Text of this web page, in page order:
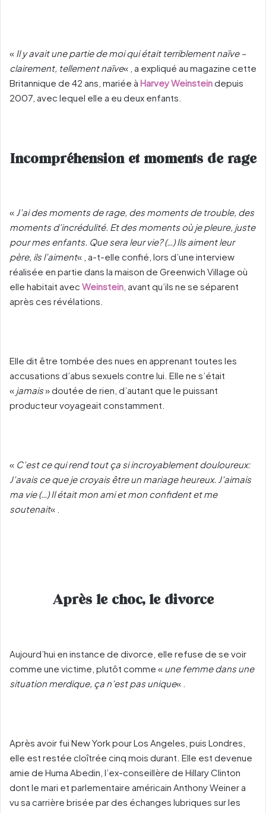
« Il y avait une partie de moi qui était terriblement naïve –
clairement, tellement naïve« , a expliqué au magazine cette
Britannique de 42 ans, mariée à Harvey Weinsteindepuis
2007, avec lequel elle a eu deux enfants.
Incompréhension et moments de rage
« J’ai des moments de rage, des moments de trouble, des
moments d’incrédulité. Et des moments où je pleure, juste
pour mes enfants. Que sera leur vie? (…) Ils aiment leur
père, ils l’aiment« , a-t-elle confié, lors d’une interview
réalisée en partie dans la maison de Greenwich Village où
elle habitait avec Weinstein , avant qu’ils ne se séparent
après ces révélations.
Elle dit être tombée des nues en apprenant toutes les
accusations d’abus sexuels contre lui. Elle ne s’était
« jamais» doutée de rien, d’autant que le puissant
producteur voyageait constamment.
« C’est ce qui rend tout ça si incroyablement douloureux:
J’avais ce que je croyais être un mariage heureux. J’aimais
ma vie (…) Il était mon ami et mon confident et me
soutenait« .
Après le choc, le divorce
Aujourd’hui en instance de divorce, elle refuse de se voir
comme une victime, plutôt comme « une femme dans une
situation merdique, ça n’est pas unique« .
Après avoir fui New York pour Los Angeles, puis Londres,
elle est restée cloîtrée cinq mois durant. Elle est devenue
amie de Huma Abedin, l’ex-conseillère de Hillary Clinton
dont le mari et parlementaire américain Anthony Weiner a
vu sa carrière brisée par des échanges lubriques sur les